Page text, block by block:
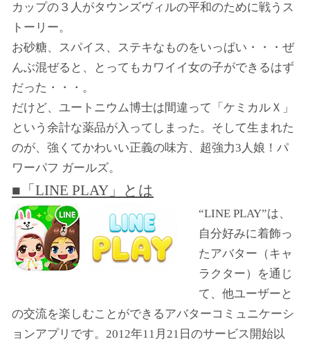
カップの３人がタウンズヴィルの平和のために戦うス
トーリー。
お砂糖、スパイス、ステキなものをいっぱい・・・ぜ
んぶ混ぜると、とってもカワイイ女の子ができるはず
だった・・・。
だけど、ユートニウム博士は間違って「ケミカルＸ」
という余計な薬品が入ってしまった。そして生まれた
のが、強くてかわいい正義の味方、超強力3人娘！パ
ワーパフ ガールズ。
■「LINE PLAY 」とは
“LINE PLAY”は、
自分好みに着飾っ
たアバター（キャ
ラクター）を通じ
て、他ユーザーと
の交流を楽しむことができるアバターコミュニケーシ
ョンアプリです。2012年11月21日のサービス開始以